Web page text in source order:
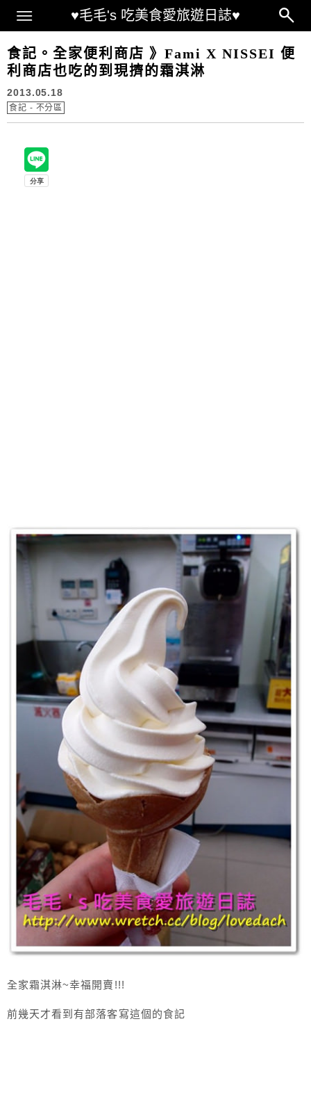
♥毛毛's 吃美食愛旅遊日誌♥
Main Menu
食記。全家便利商店 》Fami X NISSEI 便
利商店也吃的到現擠的霜淇淋
2013.05.18
食記 - 不分區
全家霜淇淋~幸福開賣!!!
前幾天才看到有部落客寫這個的食記